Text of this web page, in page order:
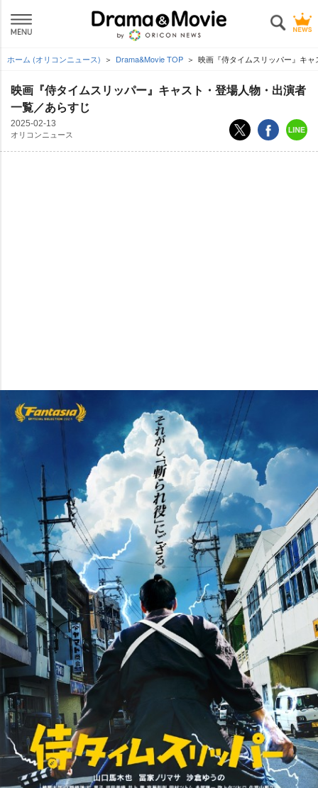
ホーム (オリコンニュース) Drama&Movie TOP 映画『侍タイムスリッパー』キ
映画『侍タイムスリッパー』キャスト・登場人物・出演者
一覧／あらすじ
2025-02-13
オリコンニュース